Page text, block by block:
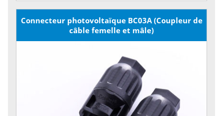
Connecteur photovoltaïque BC03A (Coupleur de
câble femelle et mâle)